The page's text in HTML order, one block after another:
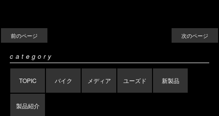
前のページ 次のページ
category
TOPIC バイク メディア ユーズド 新製品
製品紹介